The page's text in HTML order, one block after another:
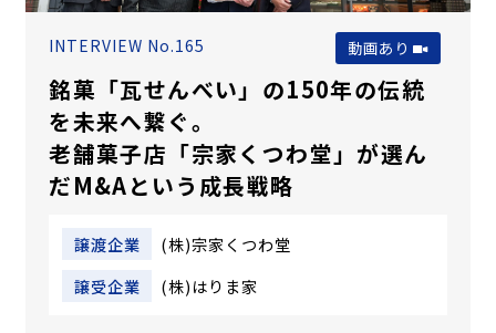
INTERVIEW No.165 動画あり
銘菓「瓦せんべい」の150年の伝統
を未来へ繋ぐ。
老舗菓子店「宗家くつわ堂」が選ん
だM&Aという成長戦略
譲渡企業
(株)宗家くつわ堂
譲受企業
(株)はりま家